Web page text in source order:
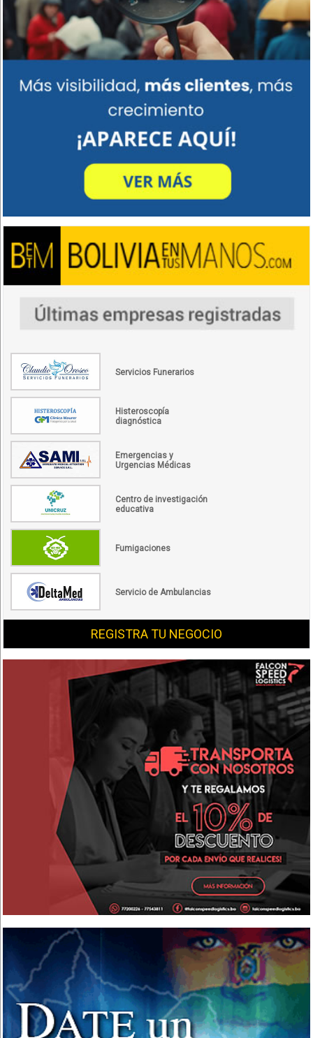
Servicios Funerarios
Histeroscopía
diagnóstica
Emergencias y
Urgencias Médicas
Centro de investigación
educativa
Fumigaciones
Servicio de Ambulancias
REGISTRA TU NEGOCIO